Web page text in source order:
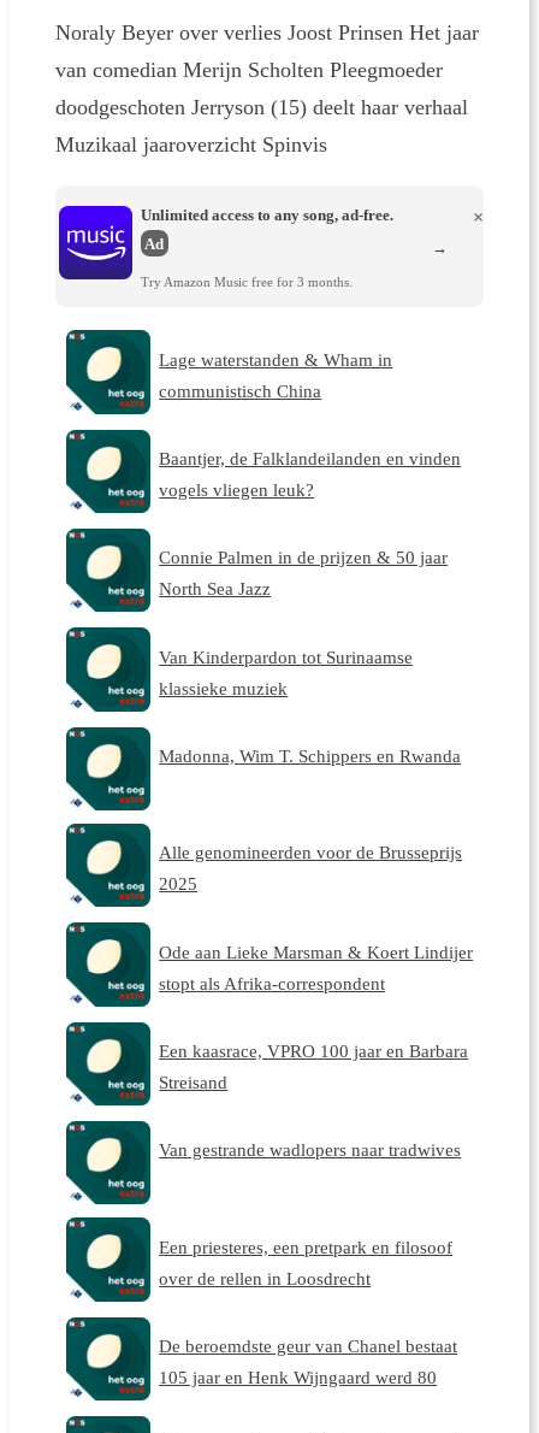
Noraly Beyer over verlies Joost Prinsen Het jaar
van comedian Merijn Scholten Pleegmoeder
doodgeschoten Jerryson (15) deelt haar verhaal
Muzikaal jaaroverzicht Spinvis
Unlimited access to any song, ad-free.
Ad
Try Amazon Music free for 3 months.
×
→
Lage waterstanden & Wham in
communistisch China
Baantjer, de Falklandeilanden en vinden
vogels vliegen leuk?
Connie Palmen in de prijzen & 50 jaar
North Sea Jazz
Van Kinderpardon tot Surinaamse
klassieke muziek
Madonna, Wim T. Schippers en Rwanda
Alle genomineerden voor de Brusseprijs
2025
Ode aan Lieke Marsman & Koert Lindijer
stopt als Afrika-correspondent
Een kaasrace, VPRO 100 jaar en Barbara
Streisand
Van gestrande wadlopers naar tradwives
Een priesteres, een pretpark en filosoof
over de rellen in Loosdrecht
De beroemdste geur van Chanel bestaat
105 jaar en Henk Wijngaard werd 80